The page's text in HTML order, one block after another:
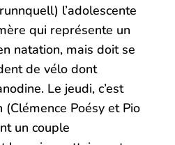
l’adolescente
qui représente un
natation, mais doit se
de vélo dont
Le jeudi, c’est
Poésy et Pio
un couple